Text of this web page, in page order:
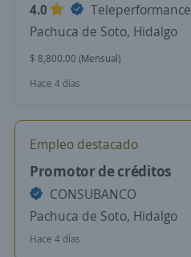
4.0
Teleperformance
Pachuca de Soto, Hidalgo
$ 8,800.00 (Mensual)
Hace 4 días
Empleo destacado
Promotor de créditos
CONSUBANCO
Pachuca de Soto, Hidalgo
Hace 4 días